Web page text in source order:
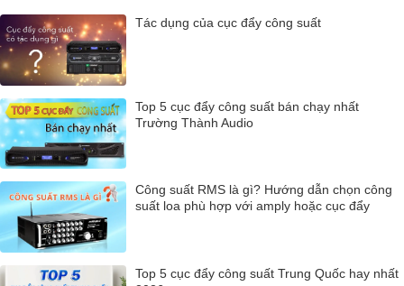
Tác dụng của cục đẩy công suất
Top 5 cục đẩy công suất bán chạy nhất
Trường Thành Audio
Công suất RMS là gì? Hướng dẫn chọn công
suất loa phù hợp với amply hoặc cục đẩy
Top 5 cục đẩy công suất Trung Quốc hay nhất